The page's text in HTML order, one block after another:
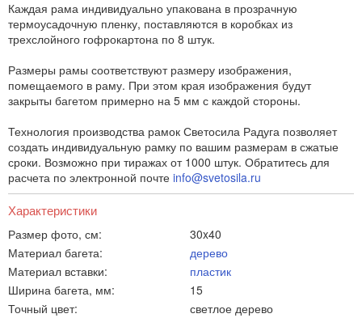
Каждая рама индивидуально упакована в прозрачную
термоусадочную пленку, поставляются в коробках из
трехслойного гофрокартона по 8 штук.
Размеры рамы соответствуют размеру изображения,
помещаемого в раму. При этом края изображения будут
закрыты багетом примерно на 5 мм с каждой стороны.
Технология производства рамок Светосила Радуга позволяет
создать индивидуальную рамку по вашим размерам в сжатые
сроки. Возможно при тиражах от 1000 штук. Обратитесь для
расчета по электронной почте info@svetosila.ru
Характеристики
Размер фото, см:
30x40
Материал багета:
дерево
Материал вставки:
пластик
Ширина багета, мм:
15
Точный цвет:
светлое дерево